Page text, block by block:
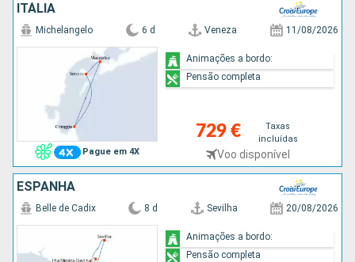
ITÁLIA
Pague em 4X
Michelangelo 6 d Veneza 11/08/2026
729 €
Taxas
incluídas
Voo disponível
Animações a bordo:
Pensão completa
ESPANHA
Belle de Cadix 8 d Sevilha 20/08/2026
Animações a bordo:
Pensão completa